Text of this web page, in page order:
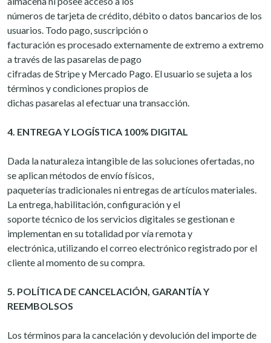
números de tarjeta de crédito, débito o datos bancarios de los
usuarios. Todo pago, suscripción o
facturación es procesado externamente de extremo a extremo
a través de las pasarelas de pago
cifradas de Stripe y Mercado Pago. El usuario se sujeta a los
términos y condiciones propios de
dichas pasarelas al efectuar una transacción.
4. ENTREGA Y LOGÍSTICA 100% DIGITAL
Dada la naturaleza intangible de las soluciones ofertadas, no
se aplican métodos de envío físicos,
paqueterías tradicionales ni entregas de artículos materiales.
La entrega, habilitación, configuración y el
soporte técnico de los servicios digitales se gestionan e
implementan en su totalidad por vía remota y
electrónica, utilizando el correo electrónico registrado por el
cliente al momento de su compra.
5. POLÍTICA DE CANCELACIÓN, GARANTÍA Y
REEMBOLSOS
Los términos para la cancelación y devolución del importe de